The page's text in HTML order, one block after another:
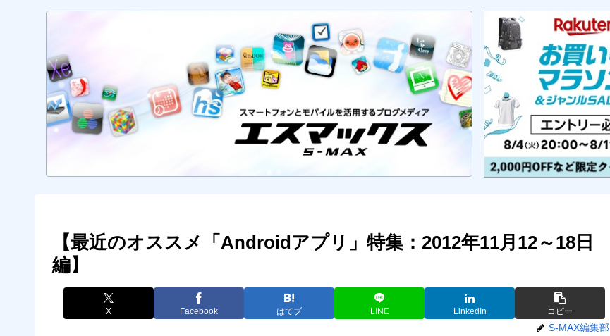
【最近のオススメ「Androidアプリ」特集：2012年11月12～18日
編】
X Facebook はてブ LINE LinkedIn コピー
S-MAX編集部